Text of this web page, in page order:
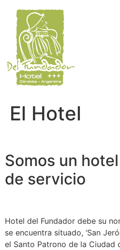
contenido
El Hotel
Somos un
de servicio
Hotel del Fundador debe su
se encuentra situado, ‘San
el Santo Patrono de la Ciudad